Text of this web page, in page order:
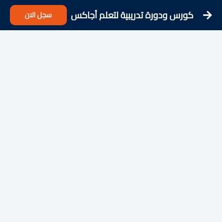
كورس ودورة تدريبية لتعلم أجاكس سجل الان